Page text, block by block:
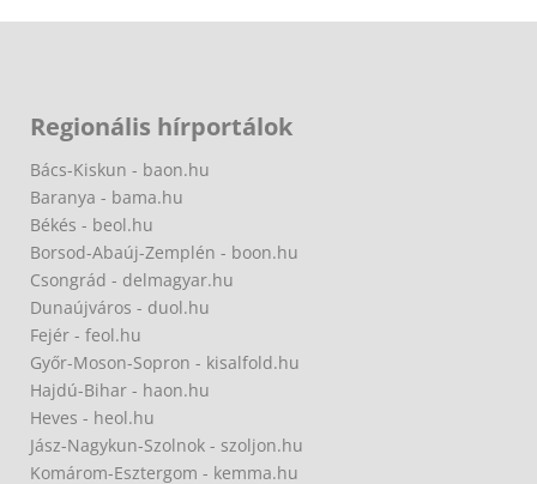
Regionális hírportálok
Bács-Kiskun - baon.hu
Baranya - bama.hu
Békés - beol.hu
Borsod-Abaúj-Zemplén - boon.hu
Csongrád - delmagyar.hu
Dunaújváros - duol.hu
Fejér - feol.hu
Győr-Moson-Sopron - kisalfold.hu
Hajdú-Bihar - haon.hu
Heves - heol.hu
Jász-Nagykun-Szolnok - szoljon.hu
Komárom-Esztergom - kemma.hu